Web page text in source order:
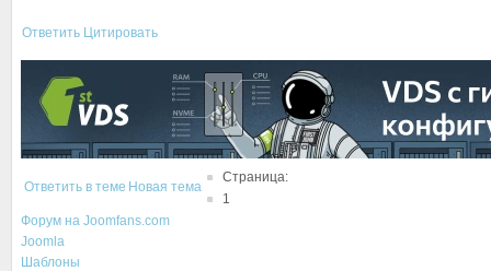
Ответить Цитировать
Ответить в теме Новая тема
Страница:
1
Форум на Joomfans.com
Joomla
Шаблоны